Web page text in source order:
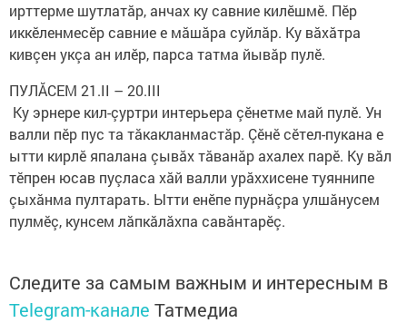
ирттерме шутлатăр, анчах ку савние килӗшмӗ. Пӗр
иккӗленмесӗр савние е мăшăра суйлăр. Ку вăхăтра
кивçен укçа ан илӗр, парса татма йывăр пулӗ.
ПУЛĂСЕМ 21.II – 20.III
Ку эрнере кил-çуртри интерьера çӗнетме май пулӗ. Ун
валли пӗр пус та тăкакланмастăр. Çӗнӗ сӗтел-пукана е
ытти кирлӗ япалана çывăх тăванăр ахалех парӗ. Ку вăл
тӗпрен юсав пуçласа хăй валли урăххисене туяннипе
çыхăнма пултарать. Ытти енӗпе пурнăçра улшăнусем
пулмӗç, кунсем лăпкăлăхпа савăнтарӗç.
Следите за самым важным и интересным в
Telegram-канале Татмедиа